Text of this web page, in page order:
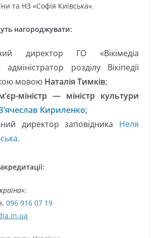
та НЗ «Софія Київська».
нагороджувати:
директор ГО «Вікімедіа
адміністратор розділу Вікіпедії
мовою Наталія Тимків;
міністр — міністр культури
Кириленко;
директор заповідника Неля
.
096 916 07 19